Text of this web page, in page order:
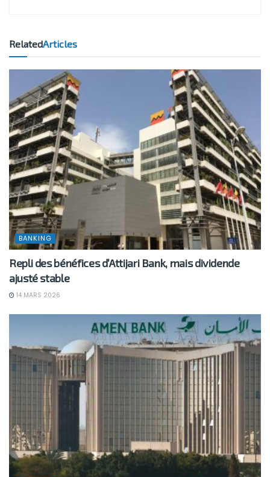
RelatedArticles
BANKING
Repli des bénéfices d’Attijari Bank, mais dividende
ajusté stable
14 MARS 2026